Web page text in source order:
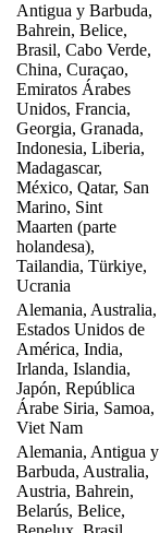
Antigua y Barbuda,
Bahrein, Belice,
Brasil, Cabo Verde,
China, Curaçao,
Emiratos Árabes
Unidos, Francia,
Georgia, Granada,
Indonesia, Liberia,
Madagascar,
México, Qatar, San
Marino, Sint
Maarten (parte
holandesa),
Tailandia, Türkiye,
Ucrania
Alemania, Australia,
Estados Unidos de
América, India,
Irlanda, Islandia,
Japón, República
Árabe Siria, Samoa,
Viet Nam
Alemania, Antigua y
Barbuda, Australia,
Austria, Bahrein,
Belarús, Belice,